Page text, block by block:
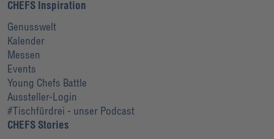
CHEFS Inspiration
Genusswelt
Kalender
Messen
Events
Young Chefs Battle
Aussteller-Login
#Tischfürdrei - unser Podcast
CHEFS Stories